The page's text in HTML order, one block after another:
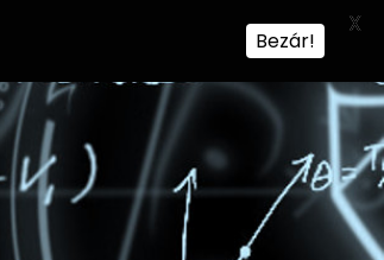
Bezár!
X